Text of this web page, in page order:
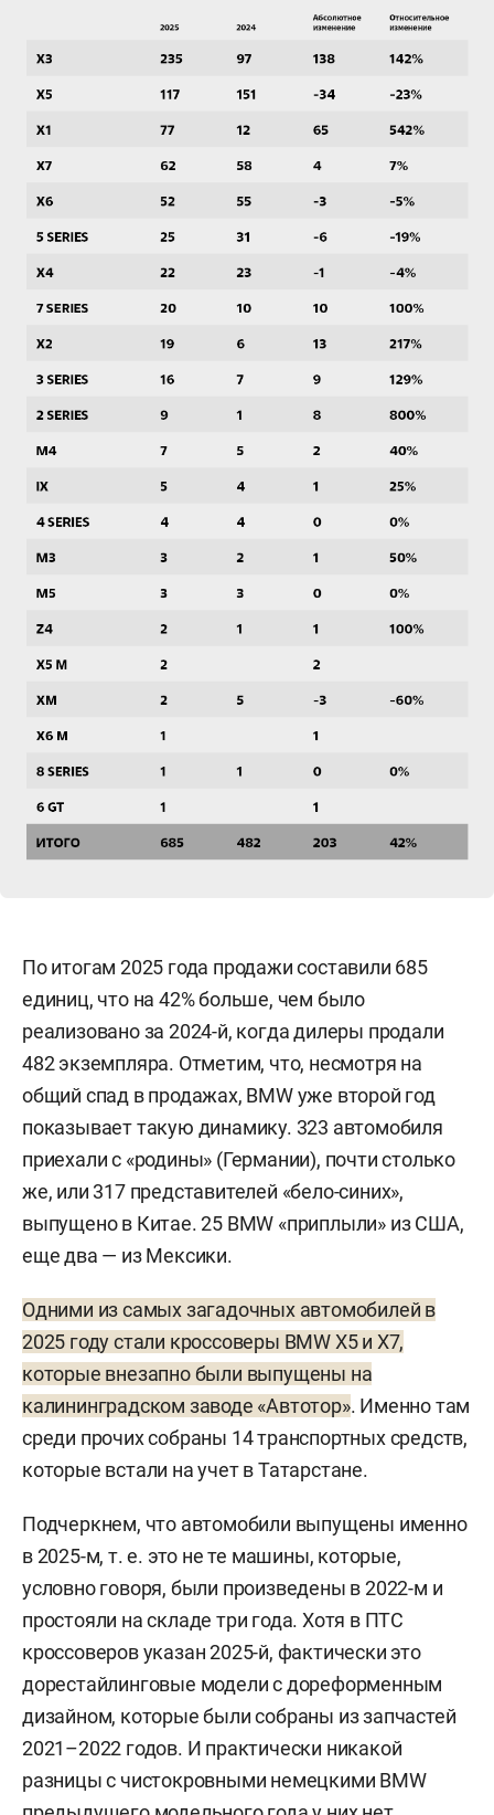
По итогам 2025 года продажи составили 685
единиц, что на 42% больше, чем было
реализовано за 2024-й, когда дилеры продали
482 экземпляра. Отметим, что, несмотря на
общий спад в продажах, BMW уже второй год
показывает такую динамику. 323 автомобиля
приехали с «родины» (Германии), почти столько
же, или 317 представителей «бело-синих»,
выпущено в Китае. 25 BMW «приплыли» из США,
еще два — из Мексики.
Одними из самых загадочных автомобилей в
2025 году стали кроссоверы BMW X5 и X7,
которые внезапно были выпущены на
калининградском заводе «Автотор». Именно там
среди прочих собраны 14 транспортных средств,
которые встали на учет в Татарстане.
Подчеркнем, что автомобили выпущены именно
в 2025-м, т. е. это не те машины, которые,
условно говоря, были произведены в 2022-м и
простояли на складе три года. Хотя в ПТС
кроссоверов указан 2025-й, фактически это
дорестайлинговые модели с дореформенным
дизайном, которые были собраны из запчастей
2021–2022 годов. И практически никакой
разницы с чистокровными немецкими BMW